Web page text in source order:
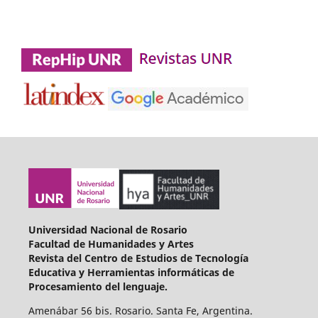
Universidad Nacional de Rosario
Facultad de Humanidades y Artes
Revista del Centro de Estudios de Tecnología
Educativa y Herramientas informáticas de
Procesamiento del lenguaje.
Amenábar 56 bis. Rosario. Santa Fe, Argentina.